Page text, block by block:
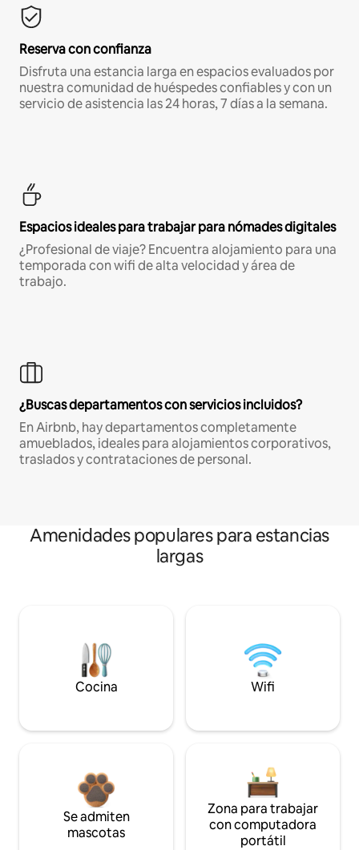
Reserva con confianza
Disfruta una estancia larga en espacios evaluados por
nuestra comunidad de huéspedes confiables y con un
servicio de asistencia las 24 horas, 7 días a la semana.
Espacios ideales para trabajar para nómades digitales
¿Profesional de viaje? Encuentra alojamiento para una
temporada con wifi de alta velocidad y área de
trabajo.
¿Buscas departamentos con servicios incluidos?
En Airbnb, hay departamentos completamente
amueblados, ideales para alojamientos corporativos,
traslados y contrataciones de personal.
Amenidades populares para estancias
largas
Cocina Wifi
Se admiten
mascotas
Zona para trabajar
con computadora
portátil